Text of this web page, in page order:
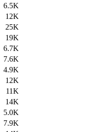
6.5K
12K
25K
19K
6.7K
7.6K
4.9K
12K
11K
14K
5.0K
7.9K